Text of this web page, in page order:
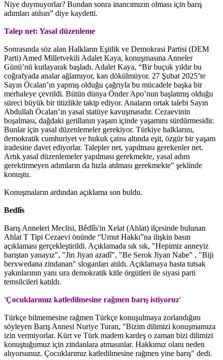
Niye duymuyorlar? Bundan sonra inancımızın olması için barış
adımları atılsın” diye kaydetti.
Talep net: Yasal düzenleme
Sonrasında söz alan Halkların Eşitlik ve Demokrasi Partisi (DEM
Parti) Amed Milletvekili Adalet Kaya, konuşmasına Anneler
Günü’nü kutlayarak başladı. Adalet Kaya, “Bir buçuk yıldır bu
coğrafyada analar ağlamıyor, kan dökülmüyor. 27 Şubat 2025’te
Sayın Öcalan’ın yapmış olduğu çağrıyla bu mücadele başka bir
merhaleye çevrildi. Bütün dünya Önder Apo’nun başlatmış olduğu
süreci büyük bir titizlikle takip ediyor. Anaların ortak talebi Sayın
Abdullah Öcalan’ın yasal statüye kavuşmasıdır. Cezaevinin
boşalması, dağdaki gerillanın yaşam içinde yaşamını sürdürmesidir.
Bunlar için yasal düzenlemeler gerekiyor. Türkiye halklarını,
demokratik cumhuriyet ve hukuk çatısı altında eşit, özgür bir yaşam
iradesine davet ediyorlar. Talepler net, yapılması gerekenler net.
Artık yasal düzenlemeler yapılması gerekmekte, yasal adım
gerektirmeyen adımların da hızla atılması gerekmekte” şeklinde
konuştu.
Konuşmaların ardından açıklama son buldu.
Bedlîs
Barış Anneleri Meclisi, Bêdlîs'in Xelat (Ahlat) ilçesinde bulunan
Ahlat T Tipi Cezaevi önünde “Umut Hakkı”na ilişkin basın
açıklaması gerçekleştirildi. Açıklamada sık sık, "Hepimiz anneyiz
barıştan yanayız", "Jin Jiyan azadî", "Be Serok Jiyan Nabe" , "Biji
berxwedana zindanan" sloganları atıldı. Açıklamaya hasta tutsak
yakınlarının yanı sıra demokratik kitle örgütleri ile siyasi parti
temsilcileri katıldı.
'Çocuklarımız katledilmesine rağmen barış istiyoruz'
Türkçe bilmemesine rağmen Türkçe konuşulmaya zorlandığını
söyleyen Barış Annesi Nuriye Turan, "Bizim dilimizi konuşmamıza
izin vermiyorlar. Kürt ve Türk madem kardeş o zaman bizi dilimizi
konuştuğumuz için zindanlara atmasınlar. Hakkımız olanı neden
alıyorsunuz. Çocuklarımız katledilmesine rağmen yine barış" dedi.